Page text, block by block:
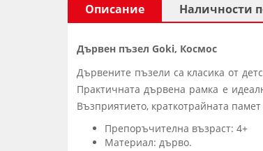
Описание Наличности
Дървен пъзел Goki, Космос
Дървените пъзели са класика от
Практичната дървена рамка е
Възприятието, краткотрайната
Препоръчителна възраст: 4+
Материал: дърво.